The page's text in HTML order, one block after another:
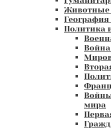
Животные
Политика
Война
мира